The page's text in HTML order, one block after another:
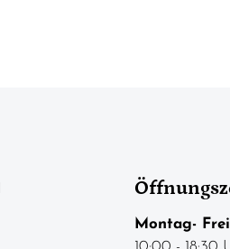
Montag-